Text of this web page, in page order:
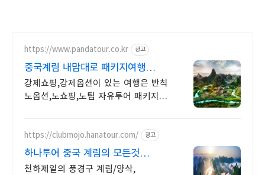
https://www.pandatour.co.kr 광고
중국계림 내맘대로 패키지여행
노쇼핑,노옵션,노팁
강제쇼핑,강제옵션이 있는 여행은 반칙
노옵션,노쇼핑,노팁 자유투어 패키지만
https://clubmojo.hanatour.com/ 광고
하나투어 중국 계림의 모든것
하나투어 공식예약 인증센터
천하제일의 풍경구 계림/양삭,